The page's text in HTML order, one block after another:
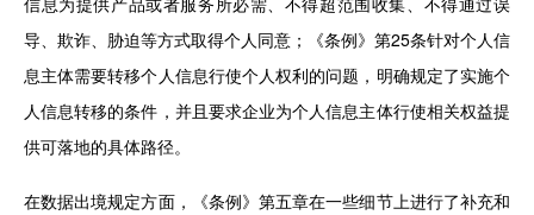
导、欺诈、胁迫等方式取得个人同意；《条例》第25条针对个人信
息主体需要转移个人信息行使个人权利的问题，明确规定了实施个
人信息转移的条件，并且要求企业为个人信息主体行使相关权益提
供可落地的具体路径。
在数据出境规定方面，《条例》第五章在一些细节上进行了补充和